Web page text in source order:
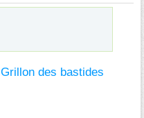
Grillon des bastides